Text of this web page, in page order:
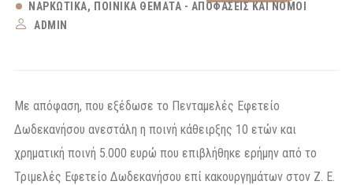
ΝΑΡΚΩΤΙΚΆ
ΠΟΙΝΙΚΆ ΘΈΜΑΤΑ - ΑΠΟΦΆΣΕΙΣ ΚΑΙ ΝΌΜΟΙ
ADMIN
Με απόφαση, που εξέδωσε το Πενταμελές Εφετείο
Δωδεκανήσου ανεστάλη η ποινή κάθειρξης 10 ετών και
χρηματική ποινή 5.000 ευρώ που επιβλήθηκε ερήμην από το
Τριμελές Εφετείο Δωδεκανήσου επί κακουργημάτων στον Z. E.